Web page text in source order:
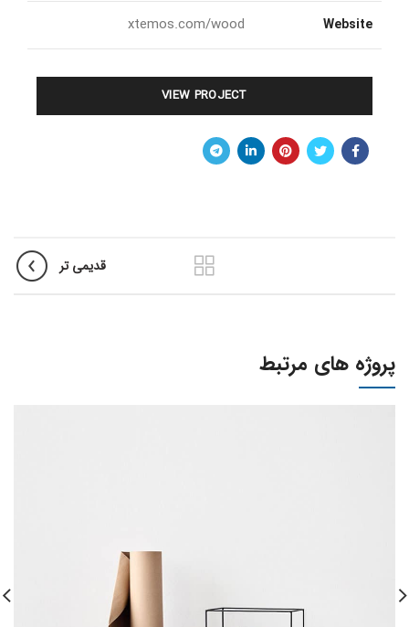
Website
xtemos.com/wood
VIEW PROJECT
قدیمی تر
پروژه های مرتبط